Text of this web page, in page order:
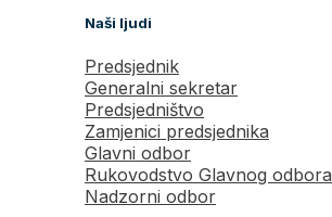
Naši ljudi
Predsjednik
Generalni sekretar
Predsjedništvo
Zamjenici predsjednika
Glavni odbor
Rukovodstvo Glavnog odbora
Nadzorni odbor